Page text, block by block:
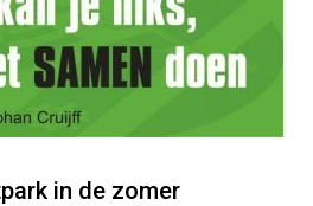
in de zomer